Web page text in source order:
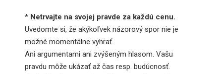
* Netrvajte na svojej pravde za každú cenu.
Uvedomte si, že akýkoľvek názorový spor nie je
možné momentálne vyhrať.
Ani argumentami ani zvýšeným hlasom. Vašu
pravdu môže ukázať až čas resp. budúcnosť.